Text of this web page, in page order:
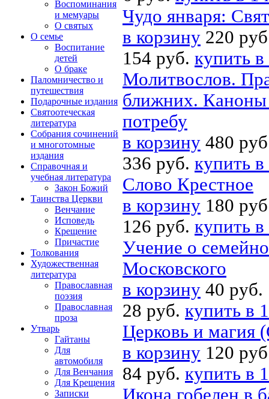
Воспоминания
и мемуары
О святых
О семье
Воспитание
детей
О браке
Паломничество и
путешествия
Подарочные издания
Святоотеческая
литература
Собрания сочинений
и многотомные
издания
Справочная и
учебная литература
Закон Божий
Таинства Церкви
Венчание
Исповедь
Крещение
Причастие
Толкования
Художественная
литература
Православная
поэзия
Православная
проза
Утварь
Гайтаны
Для
автомобиля
Для Венчания
Для Крещения
Записки
Чудо января:
в корзину 220
154 руб. купить
Молитвослов.
ближних.
потребу
в корзину 480
336 руб. купить
Слово Крестное
в корзину 180
126 руб. купить
Учение о
Московского
в корзину 40 руб.
28 руб. купить в
Церковь и магия
в корзину 120
84 руб. купить в
Икона гобелен в